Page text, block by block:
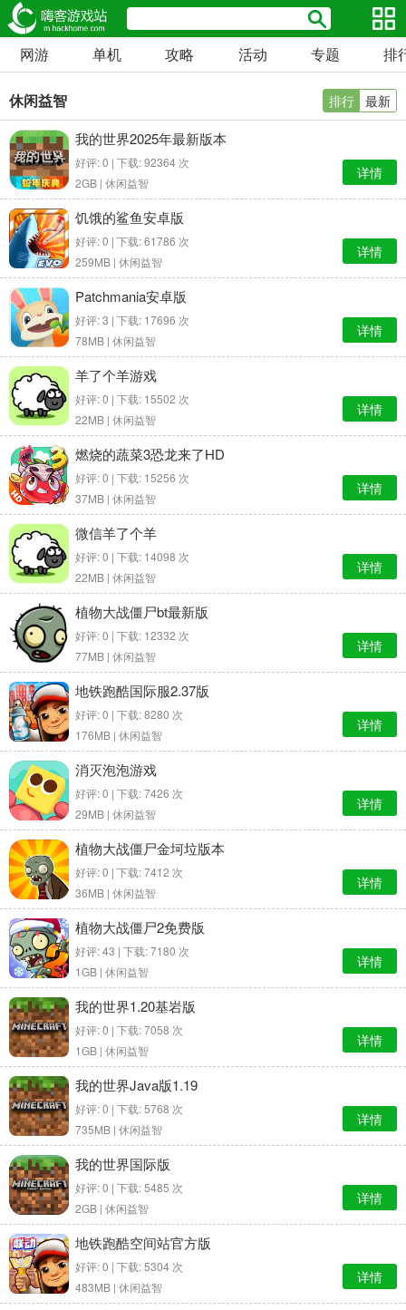
网游 单机 攻略 活动 专题 排
休闲益智 排行 最新
我的世界2025年最新版本
好评: 0 | 下载: 92364 次
2GB | 休闲益智
详情
饥饿的鲨鱼安卓版
好评: 0 | 下载: 61786 次
259MB | 休闲益智
详情
Patchmania安卓版
好评: 3 | 下载: 17696 次
78MB | 休闲益智
详情
羊了个羊游戏
好评: 0 | 下载: 15502 次
22MB | 休闲益智
详情
燃烧的蔬菜3恐龙来了HD
好评: 0 | 下载: 15256 次
37MB | 休闲益智
详情
微信羊了个羊
好评: 0 | 下载: 14098 次
22MB | 休闲益智
详情
植物大战僵尸bt最新版
好评: 0 | 下载: 12332 次
77MB | 休闲益智
详情
地铁跑酷国际服2.37版
好评: 0 | 下载: 8280 次
176MB | 休闲益智
详情
消灭泡泡游戏
好评: 0 | 下载: 7426 次
29MB | 休闲益智
详情
植物大战僵尸金坷垃版本
好评: 0 | 下载: 7412 次
36MB | 休闲益智
详情
植物大战僵尸2免费版
好评: 43 | 下载: 7180 次
1GB | 休闲益智
详情
我的世界1.20基岩版
好评: 0 | 下载: 7058 次
1GB | 休闲益智
详情
我的世界Java版1.19
好评: 0 | 下载: 5768 次
735MB | 休闲益智
详情
我的世界国际版
好评: 0 | 下载: 5485 次
2GB | 休闲益智
详情
地铁跑酷空间站官方版
好评: 0 | 下载: 5304 次
483MB | 休闲益智
详情